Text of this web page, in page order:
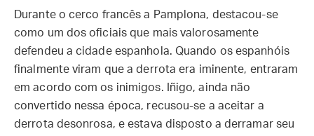
Durante o cerco francês a Pamplona, destacou-se
como um dos oficiais que mais valorosamente
defendeu a cidade espanhola. Quando os espanhóis
finalmente viram que a derrota era iminente, entraram
em acordo com os inimigos. Iñigo, ainda não
convertido nessa época, recusou-se a aceitar a
derrota desonrosa, e estava disposto a derramar seu